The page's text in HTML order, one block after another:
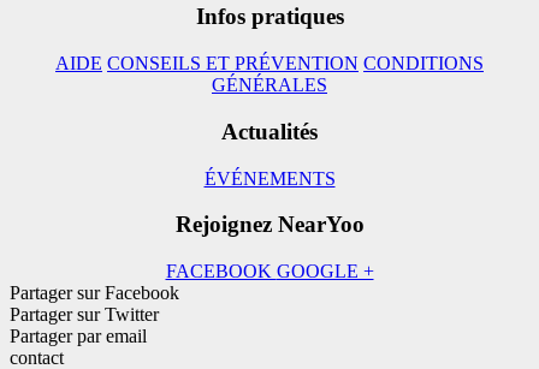
Infos pratiques
AIDE CONSEILS ET PRÉVENTION CONDITIONS
GÉNÉRALES
Actualités
ÉVÉNEMENTS
Rejoignez NearYoo
FACEBOOK GOOGLE +
Partager sur Facebook
Partager sur Twitter
Partager par email
contact